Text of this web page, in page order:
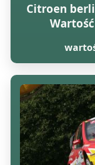
Citroen